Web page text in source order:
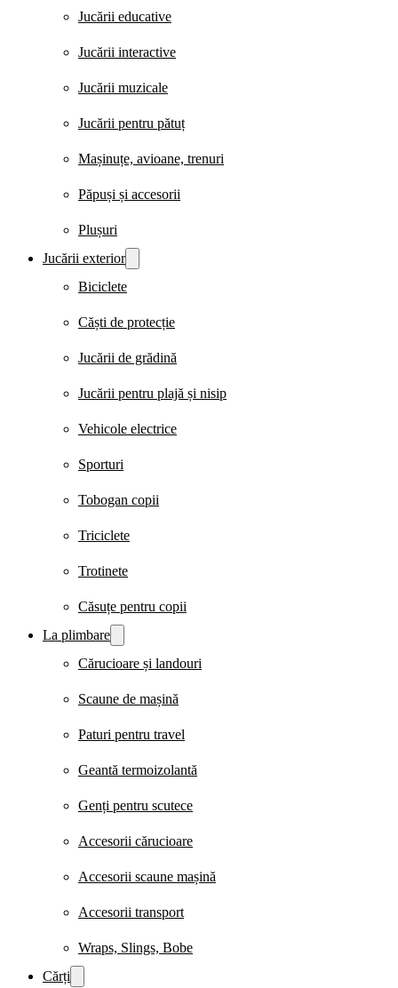
Jucării educative
Jucării interactive
Jucării muzicale
Jucării pentru pătuț
Mașinuțe, avioane, trenuri
Păpuși și accesorii
Plușuri
Jucării exterior
Biciclete
Căști de protecție
Jucării de grădină
Jucării pentru plajă și nisip
Vehicole electrice
Sporturi
Tobogan copii
Triciclete
Trotinete
Căsuțe pentru copii
La plimbare
Cărucioare și landouri
Scaune de mașină
Paturi pentru travel
Geantă termoizolantă
Genți pentru scutece
Accesorii cărucioare
Accesorii scaune mașină
Accesorii transport
Wraps, Slings, Bobe
Cărți